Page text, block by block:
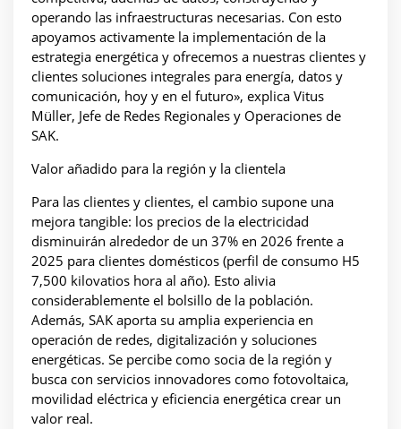
operando las infraestructuras necesarias. Con esto
apoyamos activamente la implementación de la
estrategia energética y ofrecemos a nuestras clientes y
clientes soluciones integrales para energía, datos y
comunicación, hoy y en el futuro», explica Vitus
Müller, Jefe de Redes Regionales y Operaciones de
SAK.
Valor añadido para la región y la clientela
Para las clientes y clientes, el cambio supone una
mejora tangible: los precios de la electricidad
disminuirán alrededor de un 37% en 2026 frente a
2025 para clientes domésticos (perfil de consumo H5
7,500 kilovatios hora al año). Esto alivia
considerablemente el bolsillo de la población.
Además, SAK aporta su amplia experiencia en
operación de redes, digitalización y soluciones
energéticas. Se percibe como socia de la región y
busca con servicios innovadores como fotovoltaica,
movilidad eléctrica y eficiencia energética crear un
valor real.